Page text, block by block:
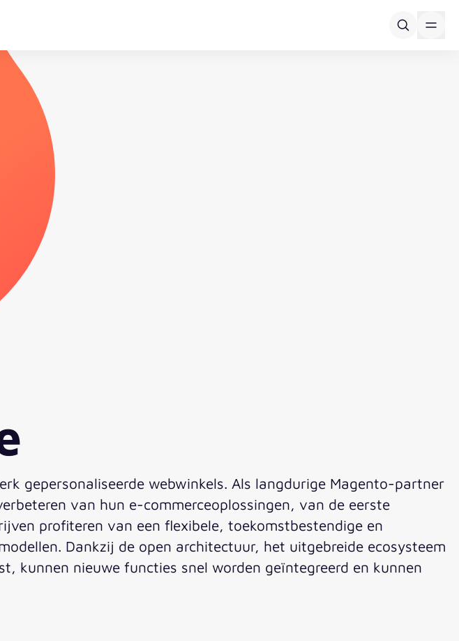
gepersonaliseerde webwinkels. Als langdurige Magento-partner
van hun e-commerceoplossingen, van de eerste
profiteren van een flexibele, toekomstbestendige en
Dankzij de open architectuur, het uitgebreide ecosysteem
kunnen nieuwe functies snel worden geïntegreerd en kunnen